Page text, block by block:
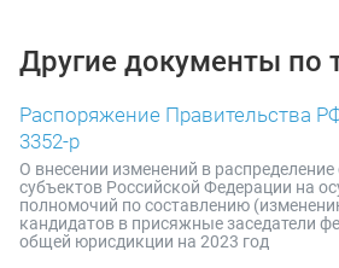
Другие документы по
Распоряжение Правительства
3352-р
О внесении изменений в
субъектов Российской Федерации на
полномочий по составлению
кандидатов в присяжные заседатели
общей юрисдикции на 2023 год